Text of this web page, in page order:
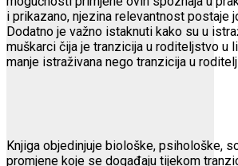
i prikazano, njezina relevantnost postaje
Dodatno je važno istaknuti kako su u
muškarci čija je tranzicija u roditeljstvo u
manje istraživana nego tranzicija u
Knjiga objedinjuje biološke, psihološke,
promjene koje se događaju tijekom